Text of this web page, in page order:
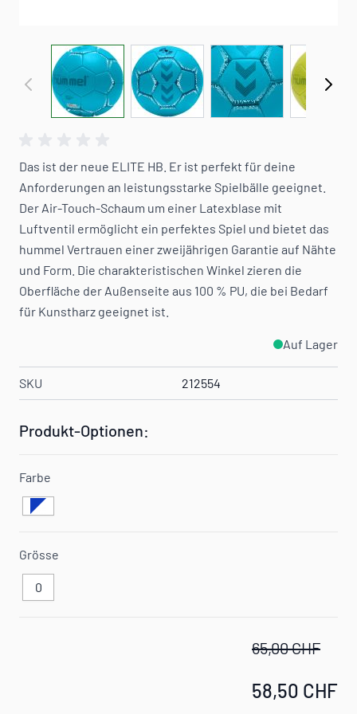
View larger imageView larger imageView larger image
Das ist der neue ELITE HB. Er ist perfekt für deine
Anforderungen an leistungsstarke Spielbälle geeignet.
Der Air-Touch-Schaum um einer Latexblase mit
Luftventil ermöglicht ein perfektes Spiel und bietet das
hummel Vertrauen einer zweijährigen Garantie auf Nähte
und Form. Die charakteristischen Winkel zieren die
Oberfläche der Außenseite aus 100 % PU, die bei Bedarf
für Kunstharz geeignet ist.
Auf Lager
SKU 212554
Produkt-Optionen:
Farbe
Grösse
0
65,00 CHF
58,50 CHF